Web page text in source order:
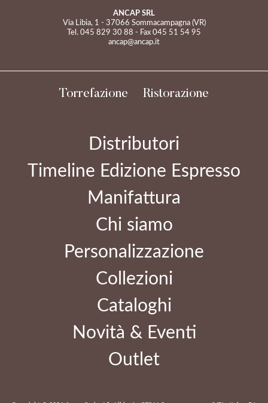
ANCAP SRL
Via Libia, 1 - 37066 Sommacampagna (VR)
Tel. 045 829 30 88 - Fax 045 51 54 95
ancap@ancap.it
Torrefazione Ristorazione
Distributori
Timeline Edizione Espresso
Manifattura
Chi siamo
Personalizzazione
Collezioni
Cataloghi
Novità & Eventi
Outlet